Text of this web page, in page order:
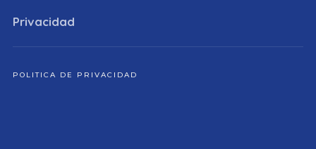
Privacidad
POLITICA DE PRIVACIDAD